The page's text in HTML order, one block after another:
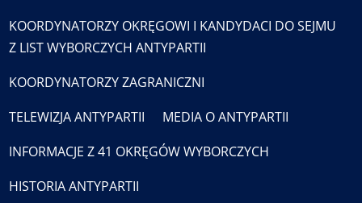
KOORDYNATORZY OKRĘGOWI I KANDYDACI DO SEJMU
Z LIST WYBORCZYCH ANTYPARTII
KOORDYNATORZY ZAGRANICZNI
TELEWIZJA ANTYPARTII
MEDIA O ANTYPARTII
INFORMACJE Z 41 OKRĘGÓW WYBORCZYCH
HISTORIA ANTYPARTII